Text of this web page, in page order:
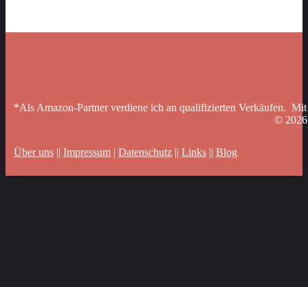
*Als Amazon-Partner verdiene ich an qualifizierten Verkäufen.
©
Über uns || Impressum | Datenschutz || Links || Blog